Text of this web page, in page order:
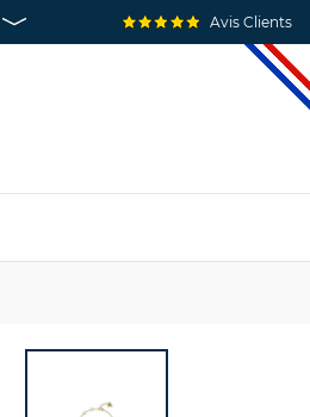
Avis Clients